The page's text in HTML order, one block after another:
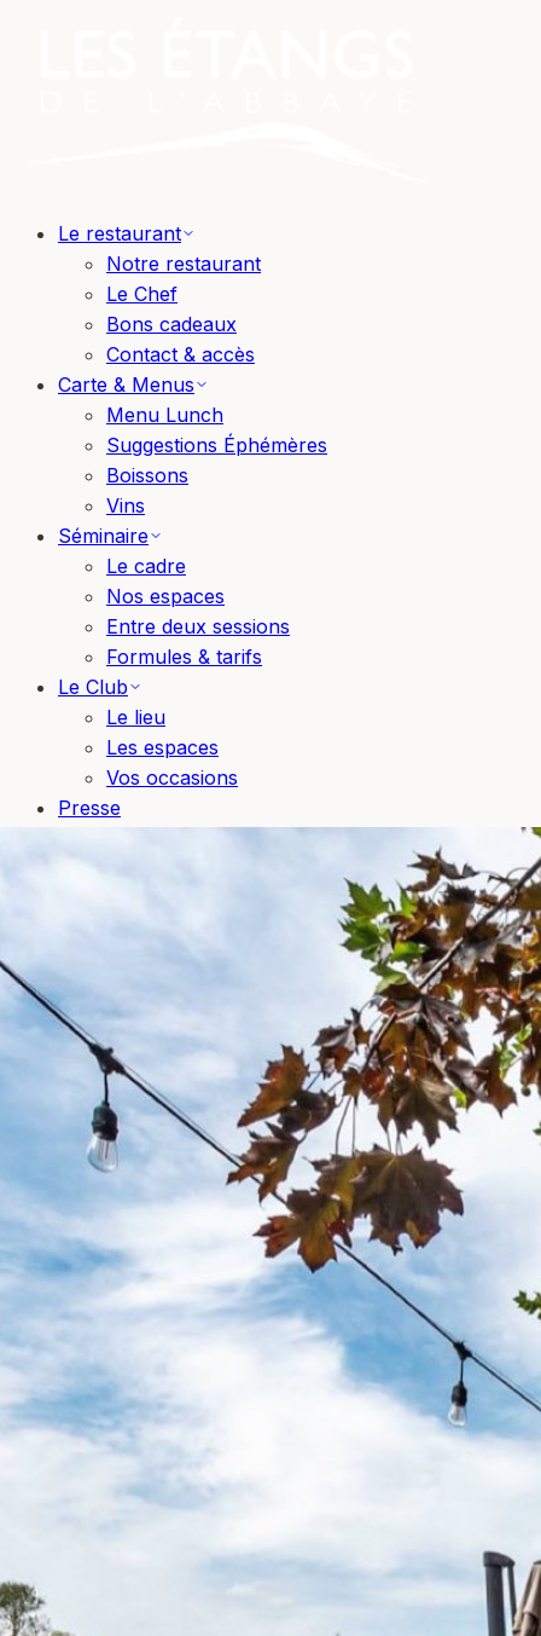
Le restaurant
Notre restaurant
Le Chef
Bons cadeaux
Contact & accès
Carte & Menus
Menu Lunch
Suggestions Éphémères
Boissons
Vins
Séminaire
Le cadre
Nos espaces
Entre deux sessions
Formules & tarifs
Le Club
Le lieu
Les espaces
Vos occasions
Presse